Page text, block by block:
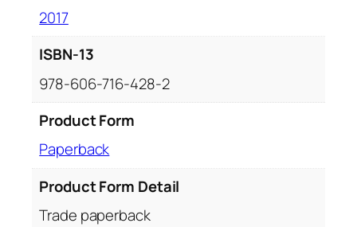
2017
ISBN-13
978-606-716-428-2
Product Form
Paperback
Product Form Detail
Trade paperback